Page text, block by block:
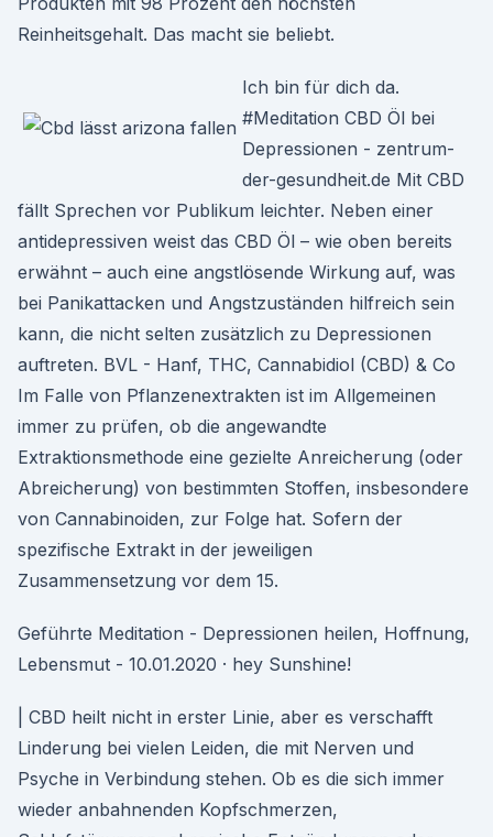
Reinheitsgehalt. Das macht sie beliebt.
Ich bin für dich da.
#Meditation CBD Öl bei
Depressionen - zentrum-
der-gesundheit.de Mit CBD
fällt Sprechen vor Publikum leichter. Neben einer
antidepressiven weist das CBD Öl – wie oben bereits
erwähnt – auch eine angstlösende Wirkung auf, was
bei Panikattacken und Angstzuständen hilfreich sein
kann, die nicht selten zusätzlich zu Depressionen
auftreten. BVL - Hanf, THC, Cannabidiol (CBD) & Co
Im Falle von Pflanzenextrakten ist im Allgemeinen
immer zu prüfen, ob die angewandte
Extraktionsmethode eine gezielte Anreicherung (oder
Abreicherung) von bestimmten Stoffen, insbesondere
von Cannabinoiden, zur Folge hat. Sofern der
spezifische Extrakt in der jeweiligen
Zusammensetzung vor dem 15.
Geführte Meditation - Depressionen heilen, Hoffnung,
Lebensmut - 10.01.2020 · hey Sunshine!
| CBD heilt nicht in erster Linie, aber es verschafft
Linderung bei vielen Leiden, die mit Nerven und
Psyche in Verbindung stehen. Ob es die sich immer
wieder anbahnenden Kopfschmerzen,